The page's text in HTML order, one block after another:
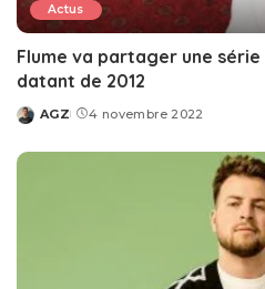
Actus
Flume va partager une
datant de 2012
Posted
AGZ 4 novembre 2022